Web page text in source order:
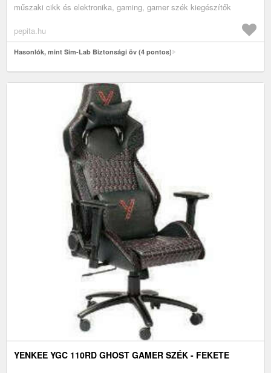
műszaki cikk és elektronika, gaming, gamer szék kiegészítők
pepita.hu
Hasonlók, mint Sim-Lab Biztonsági öv (4 pontos)
YENKEE YGC 110RD GHOST GAMER SZÉK - FEKETE